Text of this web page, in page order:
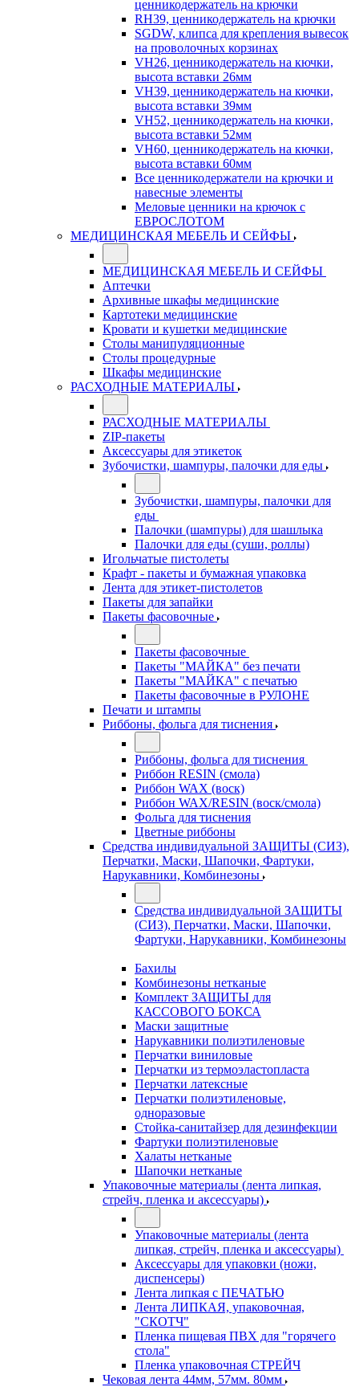
ценникодержатель на крючки
RH39, ценникодержатель на крючки
SGDW, клипса для крепления вывесок
на проволочных корзинах
VH26, ценникодержатель на кючки,
высота вставки 26мм
VH39, ценникодержатель на кючки,
высота вставки 39мм
VH52, ценникодержатель на кючки,
высота вставки 52мм
VH60, ценникодержатель на кючки,
высота вставки 60мм
Все ценникодержатели на крючки и
навесные элементы
Меловые ценники на крючок с
ЕВРОСЛОТОМ
МЕДИЦИНСКАЯ МЕБЕЛЬ И СЕЙФЫ
МЕДИЦИНСКАЯ МЕБЕЛЬ И СЕЙФЫ
Аптечки
Архивные шкафы медицинские
Картотеки медицинские
Кровати и кушетки медицинские
Столы манипуляционные
Столы процедурные
Шкафы медицинские
РАСХОДНЫЕ МАТЕРИАЛЫ
РАСХОДНЫЕ МАТЕРИАЛЫ
ZIP-пакеты
Аксессуары для этикеток
Зубочистки, шампуры, палочки для еды
Зубочистки, шампуры, палочки для
еды
Палочки (шампуры) для шашлыка
Палочки для еды (суши, роллы)
Игольчатые пистолеты
Крафт - пакеты и бумажная упаковка
Лента для этикет-пистолетов
Пакеты для запайки
Пакеты фасовочные
Пакеты фасовочные
Пакеты "МАЙКА" без печати
Пакеты "МАЙКА" с печатью
Пакеты фасовочные в РУЛОНЕ
Печати и штампы
Риббоны, фольга для тиснения
Риббоны, фольга для тиснения
Риббон RESIN (смола)
Риббон WAX (воск)
Риббон WAX/RESIN (воск/смола)
Фольга для тиснения
Цветные риббоны
Средства индивидуальной ЗАЩИТЫ (СИЗ),
Перчатки, Маски, Шапочки, Фартуки,
Нарукавники, Комбинезоны
Средства индивидуальной ЗАЩИТЫ
(СИЗ), Перчатки, Маски, Шапочки,
Фартуки, Нарукавники, Комбинезоны
Бахилы
Комбинезоны нетканые
Комплект ЗАЩИТЫ для
КАССОВОГО БОКСА
Маски защитные
Нарукавники полиэтиленовые
Перчатки виниловые
Перчатки из термоэластопласта
Перчатки латексные
Перчатки полиэтиленовые,
одноразовые
Стойка-санитайзер для дезинфекции
Фартуки полиэтиленовые
Халаты нетканые
Шапочки нетканые
Упаковочные материалы (лента липкая,
стрейч, пленка и аксессуары)
Упаковочные материалы (лента
липкая, стрейч, пленка и аксессуары)
Аксессуары для упаковки (ножи,
диспенсеры)
Лента липкая с ПЕЧАТЬЮ
Лента ЛИПКАЯ, упаковочная,
"СКОТЧ"
Пленка пищевая ПВХ для "горячего
стола"
Пленка упаковочная СТРЕЙЧ
Чековая лента 44мм, 57мм. 80мм